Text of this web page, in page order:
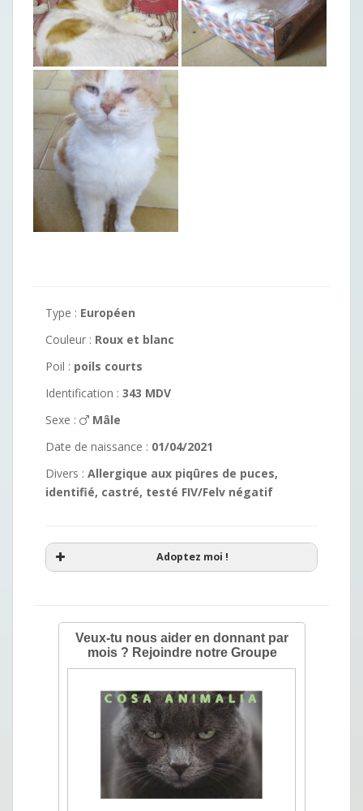
Type : Européen
Couleur : Roux et blanc
Poil : poils courts
Identification : 343 MDV
Sexe :
Mâle
Date de naissance : 01/04/2021
Divers : Allergique aux piqûres de puces,
identifié, castré, testé FIV/Felv négatif
Adoptez moi !
Nous répondons à toutes les demandes
dans vos spams si vous ne recevez pas
de réponses ou contactez-nous par
téléphone au 06.88.44.71.17.
Vous souhaitez avoir des renseignements à
propos de ce chat ou lui rendre visite ? Nous